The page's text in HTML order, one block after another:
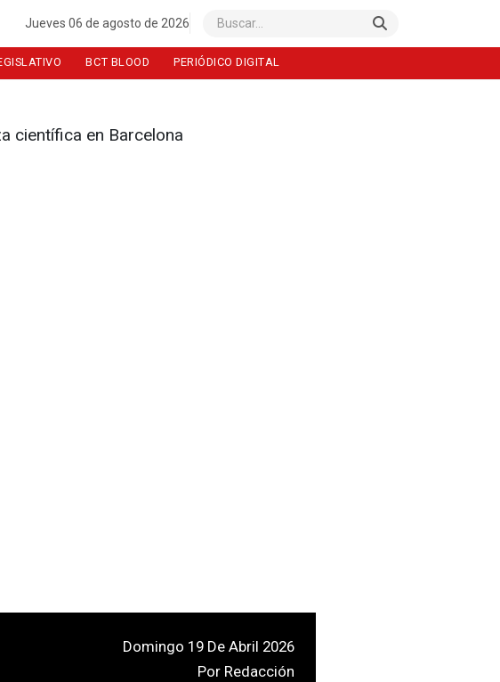
Jueves 06 de agosto de 2026 Buscar
BCT BLOOD PERIÓDICO DIGITAL
Domingo 19 De Abril 2026
Por Redacción